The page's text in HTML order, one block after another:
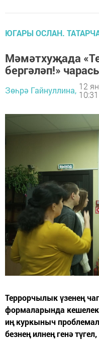
ЮГАРЫ ОСЛАН.
Мәмәтхуҗада
бергәләп!»
Зөһрә Гайнуллина, 12
10:31
Террорчылык үзенең
формаларында кешелек
иң куркыныч
безнең илнең генә